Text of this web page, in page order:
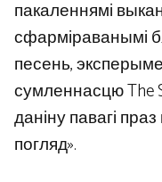
пакаленнямі
сфарміраванымі
песень,
сумленнасцю The
даніну павагі
погляд».